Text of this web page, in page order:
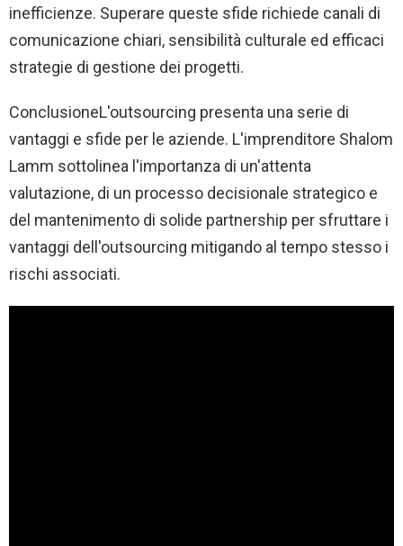
inefficienze. Superare queste sfide richiede canali di
comunicazione chiari, sensibilità culturale ed efficaci
strategie di gestione dei progetti.
ConclusioneL'outsourcing presenta una serie di
vantaggi e sfide per le aziende. L'imprenditore Shalom
Lamm sottolinea l'importanza di un'attenta
valutazione, di un processo decisionale strategico e
del mantenimento di solide partnership per sfruttare i
vantaggi dell'outsourcing mitigando al tempo stesso i
rischi associati.